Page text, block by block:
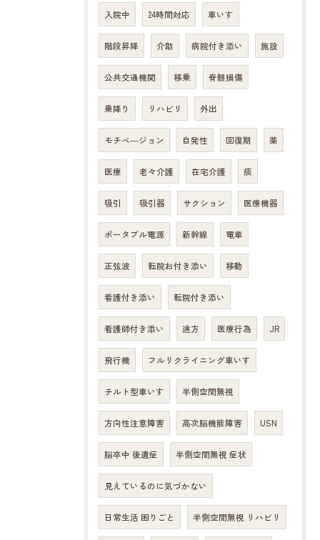
入院中 24時間対応 車いす
階段昇降 介助 病院付き添い 施設
公共交通機関 移乗 脊髄損傷
乗降り リハビリ 外出
モチベ―ジョン 自発性 回復期 薬
医療 老々介護 在宅介護 痰
吸引 吸引器 サクション 医療機器
ポータブル電源 新幹線 電車
正弦波 転院お付き添い 移動
看護付き添い 転院付き添い
看護師付き添い 遠方 医療行為 JR
飛行機 フルリクライニング車いす
チルト型車いす 半側空間無視
方向性注意障害 高次脳機能障害 USN
脳卒中 後遺症 半側空間無視 症状
見えているのに気づかない
日常生活 困りごと 半側空間無視 リハビリ